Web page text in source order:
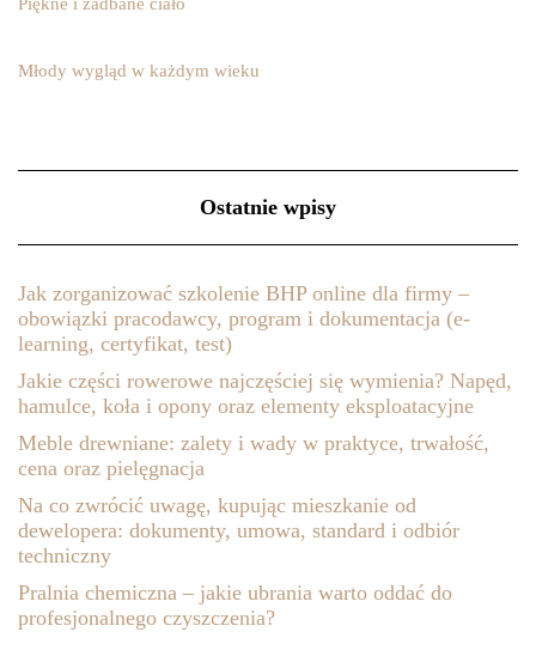
Młody wygląd w każdym wieku
Ostatnie wpisy
Jak zorganizować szkolenie BHP online dla firmy –
obowiązki pracodawcy, program i dokumentacja (e-
learning, certyfikat, test)
Jakie części rowerowe najczęściej się wymienia? Napęd,
hamulce, koła i opony oraz elementy eksploatacyjne
Meble drewniane: zalety i wady w praktyce, trwałość,
cena oraz pielęgnacja
Na co zwrócić uwagę, kupując mieszkanie od
dewelopera: dokumenty, umowa, standard i odbiór
techniczny
Pralnia chemiczna – jakie ubrania warto oddać do
profesjonalnego czyszczenia?